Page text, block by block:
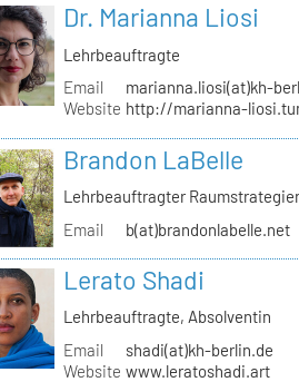
Dr. Marianna Liosi
Lehrbeauftragte
Email
marianna.liosi(at)kh-
Website http://marianna-
Brandon LaBelle
Lehrbeauftragter
Email
b(at)brandonlabelle.net
Lerato Shadi
Lehrbeauftragte, Absolventin
Email
shadi(at)kh-berlin.de
Website www.leratoshadi.art